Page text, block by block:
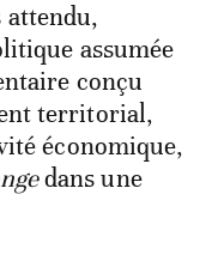
attendu,
assumée
conçu
territorial,
économique,
dans une